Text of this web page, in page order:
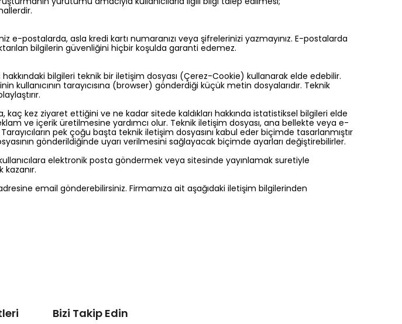
e-postalarda, asla kredi kartı numaranızı veya şifrelerinizi yazmayınız. E-postalarda
bilgilerin güvenliğini hiçbir koşulda garanti edemez.
hakkındaki bilgileri teknik bir iletişim dosyası (Çerez-Cookie) kullanarak elde edebilir.
tarayıcısına (browser) gönderdiği küçük metin dosyalarıdır. Teknik
kez ziyaret ettiğini ve ne kadar sitede kaldıkları hakkında istatistiksel bilgileri elde
ve içerik üretilmesine yardımcı olur. Teknik iletişim dosyası, ana bellekte veya e-
pek çoğu başta teknik iletişim dosyasını kabul eder biçimde tasarlanmıştır
gönderildiğinde uyarı verilmesini sağlayacak biçimde ayarları değiştirebilirler.
elektronik posta göndermek veya sitesinde yayınlamak suretiyle
kazanır.
email gönderebilirsiniz. Firmamıza ait aşağıdaki iletişim bilgilerinden
Bizi Takip Edin